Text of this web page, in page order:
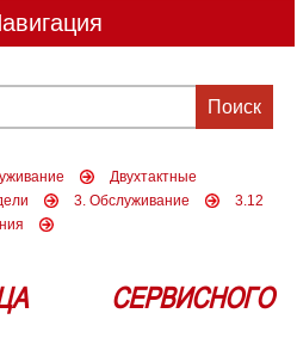
Двухтактные
3. Обслуживание
3.12
СЕРВИСНОГО